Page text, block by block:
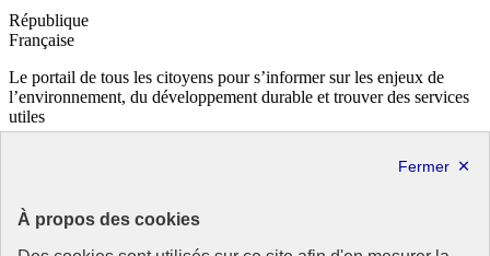
À propos des cookies
2022-
Nouvelle
République
Française
Le portail de tous les citoyens pour s’informer sur les enjeux de
l’environnement, du développement durable et trouver des services
utiles
data.gouv.fr- ouvre une nouvelle fenêtre